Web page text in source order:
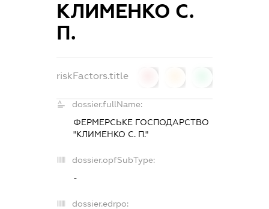
КЛИМЕНКО С.
П.
riskFactors.title
dossier.fullName:
ФЕРМЕРСЬКЕ ГОСПОДАРСТВО
"КЛИМЕНКО С. П."
dossier.opfSubType:
-
dossier.edrpo: